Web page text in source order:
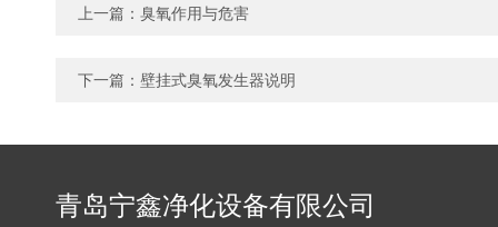
上一篇： 臭氧作用与危害
下一篇： 壁挂式臭氧发生器说明
青岛宁鑫净化设备有限公司